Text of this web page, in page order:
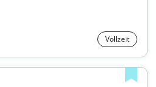
Vollzeit